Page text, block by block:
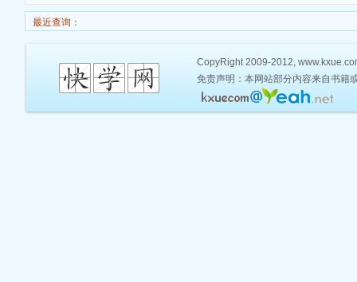
最近查询：
CopyRight 2009-2012,
免责声明：本网站部分内容来自书籍